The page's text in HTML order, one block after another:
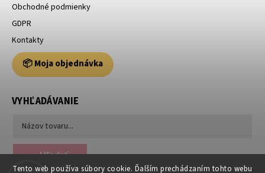
Tento web používa súbory cookie. Ďalším prechádzaním tohto webu
Obchodné podmienky
GDPR
Kontakty
📦 Moja objednávka
VYHĽADÁVANIE
Hľadať